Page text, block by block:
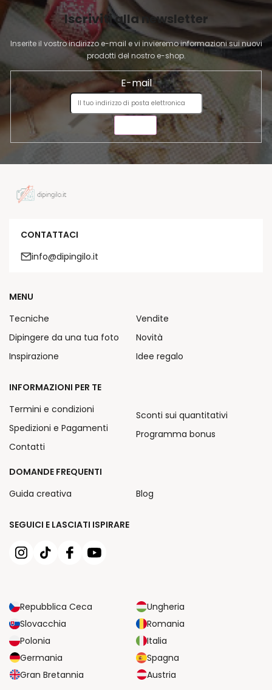
N
A
Iscriviti alla newsletter
Inserite il vostro indirizzo e-mail e vi invieremo informazioni sui nuovi
prodotti del nostro e-shop.
E-mail
CONTATTACI
info@dipingilo.it
SEGUICI E LASCIATI ISPIRARE
Repubblica Ceca
Ungheria
Slovacchia
Romania
Polonia
Italia
Germania
Spagna
Gran Bretannia
Austria
MENU
Tecniche
Dipingere da una tua foto
Inspirazione
Vendite
Novità
Idee regalo
INFORMAZIONI PER TE
Termini e condizioni
Spedizioni e Pagamenti
Contatti
Sconti sui quantitativi
Programma bonus
DOMANDE FREQUENTI
Guida creativa
Blog